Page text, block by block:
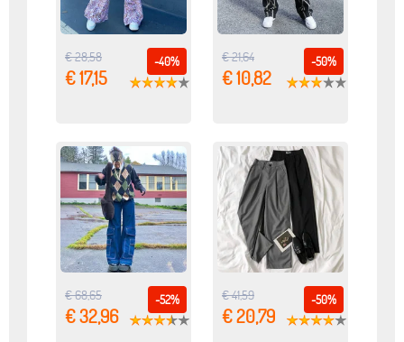
-40%
€ 28,58
€ 17,15
-50%
€ 21,64
€ 10,82
-52%
€ 68,65
€ 32,96
-50%
€ 41,59
€ 20,79